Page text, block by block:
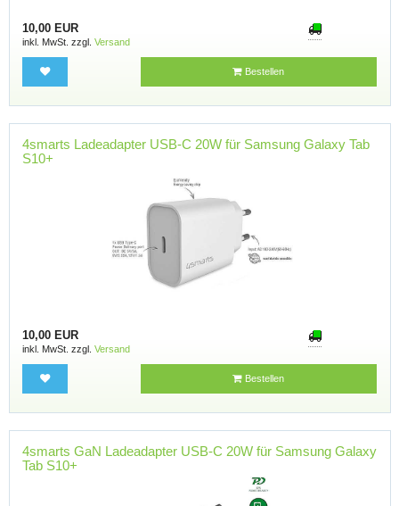
10,00 EUR
inkl. MwSt. zzgl. Versand
Bestellen
4smarts Ladeadapter USB-C 20W für Samsung Galaxy Tab
S10+
10,00 EUR
inkl. MwSt. zzgl. Versand
Bestellen
4smarts GaN Ladeadapter USB-C 20W für Samsung Galaxy
Tab S10+